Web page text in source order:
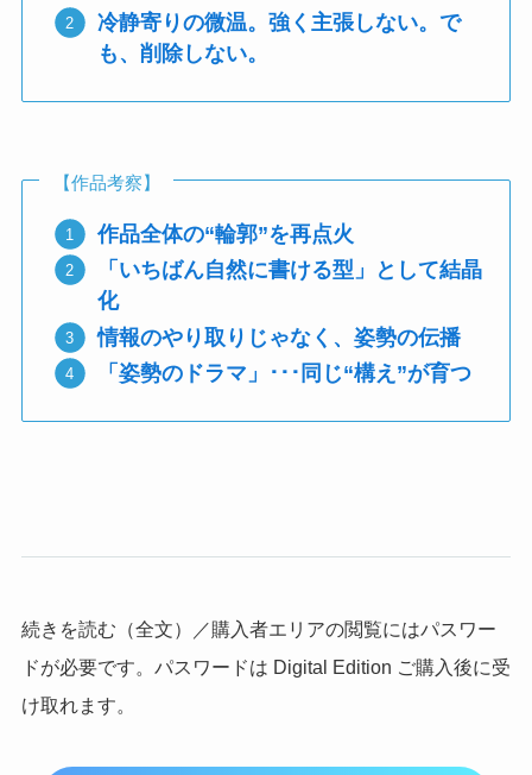
冷静寄りの微温。強く主張しない。で
も、削除しない。
【作品考察】
作品全体の“輪郭”を再点火
「いちばん自然に書ける型」として結晶
化
情報のやり取りじゃなく、姿勢の伝播
「姿勢のドラマ」･･･同じ“構え”が育つ
続きを読む（全文）／購入者エリアの閲覧にはパスワー
ドが必要です。パスワードは Digital Edition ご購入後に受
け取れます。